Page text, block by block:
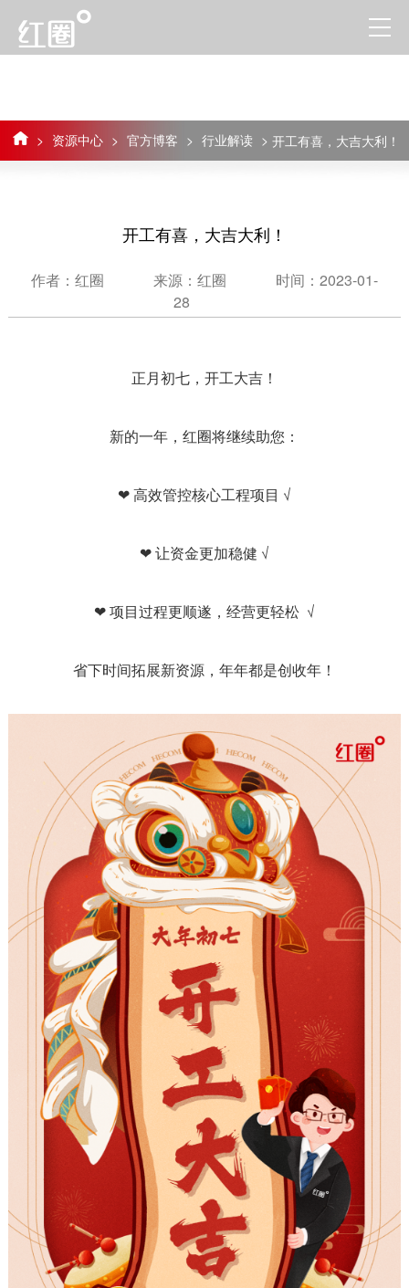
> 资源中心 > 官方博客 > 行业解读 > 开工有喜，大吉大利！
开工有喜，大吉大利！
作者：红圈 来源：红圈
时间：2023-01-
28
正月初七，开工大吉！
新的一年，红圈将继续助您：
❤ 高效管控核心工程项目 √
❤ 让资金更加稳健 √
❤ 项目过程更顺遂，经营更轻松 √
省下时间拓展新资源，年年都是创收年！